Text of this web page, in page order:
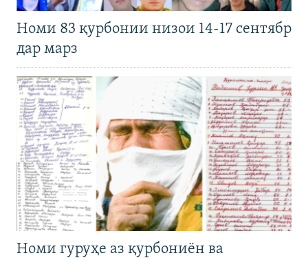
Номи 83 қурбонии низои 14-17 сентябр
дар марз
Номи гуруҳе аз қурбониён ва